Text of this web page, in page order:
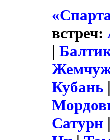
встреч:
|
Кубань
Сатурн |